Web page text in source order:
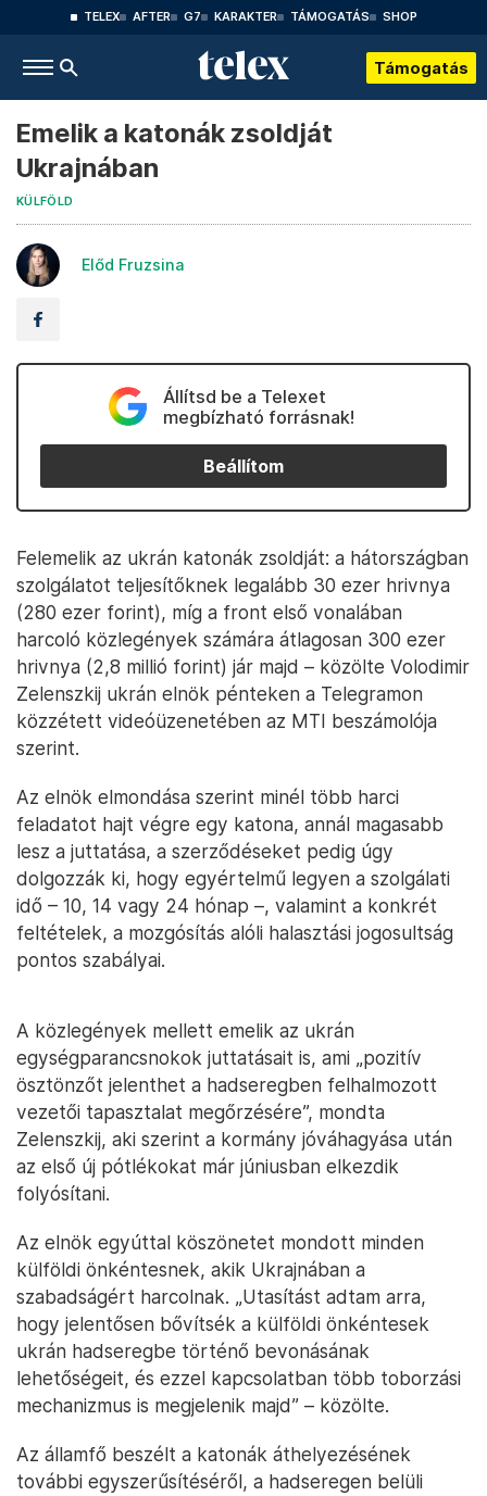
TELEX AFTER G7 KARAKTER TÁMOGATÁS SHOP
Támogatás
Emelik a katonák zsoldját
Ukrajnában
KÜLFÖLD
Előd Fruzsina
Állítsd be a Telexet
megbízható forrásnak!
Beállítom
Felemelik az ukrán katonák zsoldját: a hátországban
szolgálatot teljesítőknek legalább 30 ezer hrivnya
(280 ezer forint), míg a front első vonalában
harcoló közlegények számára átlagosan 300 ezer
hrivnya (2,8 millió forint) jár majd – közölte Volodimir
Zelenszkij ukrán elnök pénteken a Telegramon
közzétett videóüzenetében az MTI beszámolója
szerint.
Az elnök elmondása szerint minél több harci
feladatot hajt végre egy katona, annál magasabb
lesz a juttatása, a szerződéseket pedig úgy
dolgozzák ki, hogy egyértelmű legyen a szolgálati
idő – 10, 14 vagy 24 hónap –, valamint a konkrét
feltételek, a mozgósítás alóli halasztási jogosultság
pontos szabályai.
A közlegények mellett emelik az ukrán
egységparancsnokok juttatásait is, ami „pozitív
ösztönzőt jelenthet a hadseregben felhalmozott
vezetői tapasztalat megőrzésére”, mondta
Zelenszkij, aki szerint a kormány jóváhagyása után
az első új pótlékokat már júniusban elkezdik
folyósítani.
Az elnök egyúttal köszönetet mondott minden
külföldi önkéntesnek, akik Ukrajnában a
szabadságért harcolnak. „Utasítást adtam arra,
hogy jelentősen bővítsék a külföldi önkéntesek
ukrán hadseregbe történő bevonásának
lehetőségeit, és ezzel kapcsolatban több toborzási
mechanizmus is megjelenik majd” – közölte.
Az államfő beszélt a katonák áthelyezésének
további egyszerűsítéséről, a hadseregen belüli